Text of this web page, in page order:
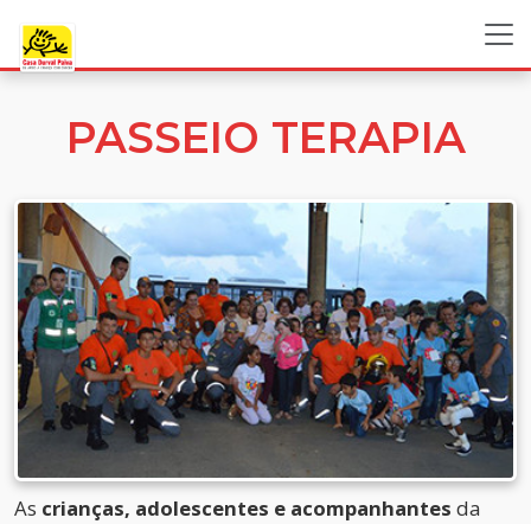
PASSEIO TERAPIA
As crianças, adolescentes e acompanhantes da